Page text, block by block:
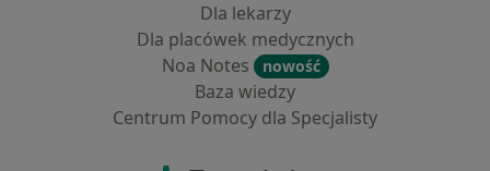
Dla lekarzy
Dla placówek medycznych
Noa Notes
nowość
Baza wiedzy
Centrum Pomocy dla Specjalisty